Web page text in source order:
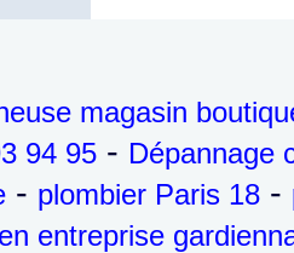
magasin
94 95 - Dépannage
- plombier Paris 18 -
entreprise